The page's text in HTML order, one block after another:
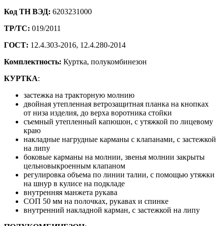
Код ТН ВЭД: 6203231000
ТР/ТС: 019/2011
ГОСТ: 12.4.303-2016, 12.4.280-2014
Комплектность: Куртка, полукомбинезон
КУРТКА:
застежка на тракторную молнию
двойная утепленная ветрозащитная планка на кнопках
от низа изделия, до верха воротника стойки
съемный утепленный капюшон, с утяжкой по лицевому
краю
накладные нагрудные карманы с клапанами, с застежкой
на липу
боковые карманы на молнии, звенья молнии закрыты
цельновыкроенным клапаном
регулировка объема по линии талии, с помощью утяжки
на шнур в кулисе на подкладе
внутренняя манжета рукава
СОП 50 мм на полочках, рукавах и спинке
внутренний накладной карман, с застежкой на липу